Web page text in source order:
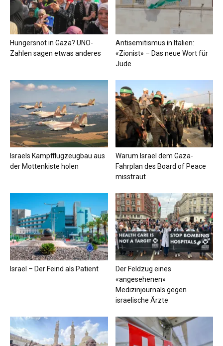
Hungersnot in Gaza? UNO-
Zahlen sagen etwas anderes
Antisemitismus in Italien:
«Zionist» – Das neue Wort für
Jude
Israels Kampfflugzeugbau aus
der Mottenkiste holen
Warum Israel dem Gaza-
Fahrplan des Board of Peace
misstraut
Israel – Der Feind als Patient
Der Feldzug eines
«angesehenen»
Medizinjournals gegen
israelische Ärzte